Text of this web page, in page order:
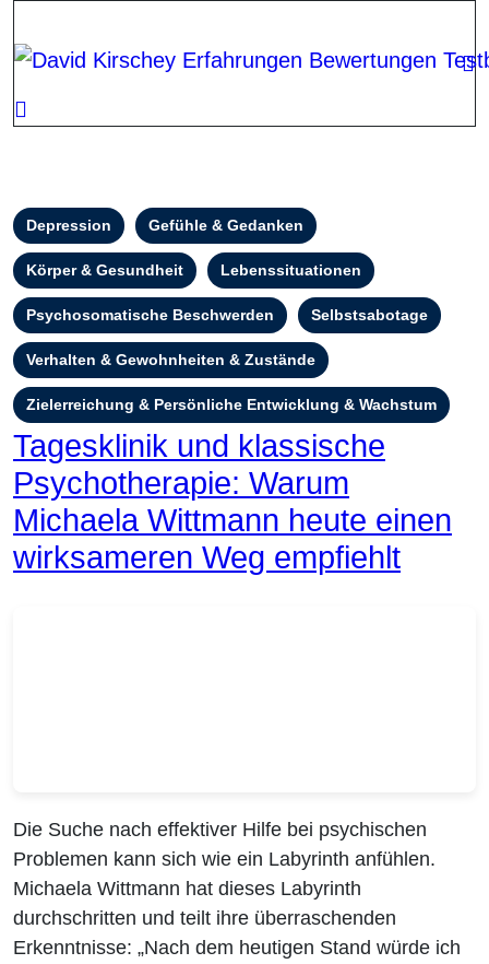
springen
Depression Gefühle & Gedanken
Körper & Gesundheit Lebenssituationen
Psychosomatische Beschwerden Selbstsabotage
Verhalten & Gewohnheiten & Zustände
Zielerreichung & Persönliche Entwicklung & Wachstum
Tagesklinik und klassische
Psychotherapie: Warum
Michaela Wittmann heute einen
wirksameren Weg empfiehlt
Die Suche nach effektiver Hilfe bei psychischen
Problemen kann sich wie ein Labyrinth anfühlen.
Michaela Wittmann hat dieses Labyrinth
durchschritten und teilt ihre überraschenden
Erkenntnisse: „Nach dem heutigen Stand würde ich